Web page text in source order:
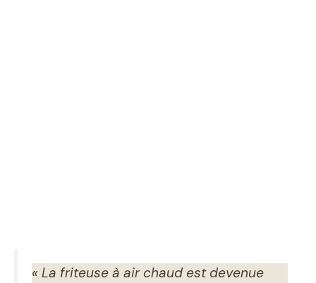
« La friteuse à air chaud est devenue